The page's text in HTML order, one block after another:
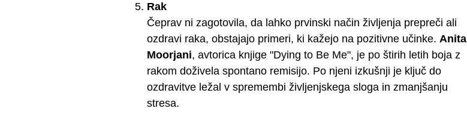
Rak
Čeprav ni zagotovila, da lahko prvinski način življenja prepreči ali
ozdravi raka, obstajajo primeri, ki kažejo na pozitivne učinke. Anita
Moorjani, avtorica knjige "Dying to Be Me", je po štirih letih boja z
rakom doživela spontano remisijo. Po njeni izkušnji je ključ do
ozdravitve ležal v spremembi življenjskega sloga in zmanjšanju
stresa.